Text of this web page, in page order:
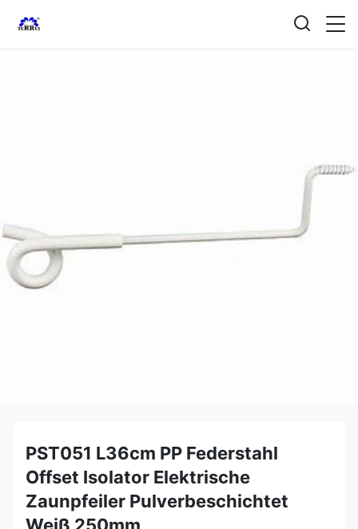
PST051 L36cm PP Federstahl
Offset Isolator Elektrische
Zaunpfeiler Pulverbeschichtet